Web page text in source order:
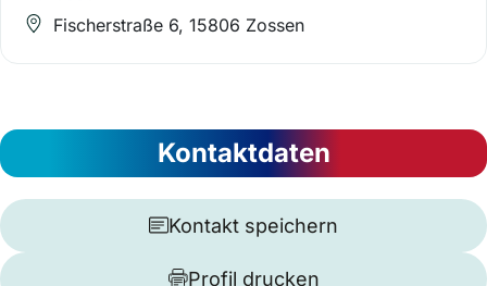
Fischerstraße 6, 15806 Zossen
Kontaktdaten
Kontakt speichern
Profil drucken